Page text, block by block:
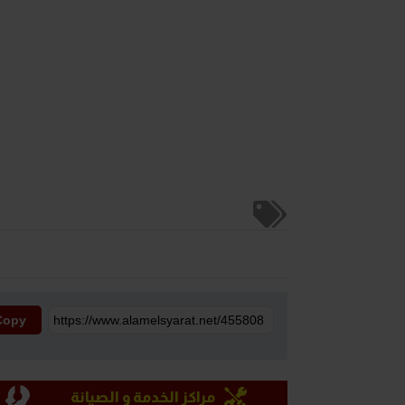
مراكز الخدمة و الصيانة